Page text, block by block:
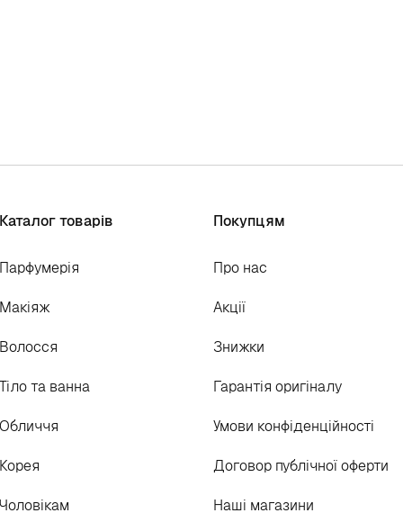
Каталог товарів
Парфумерія
Макіяж
Волосся
Тіло та ванна
Обличчя
Корея
Чоловікам
Покупцям
Про нас
Акції
Знижки
Гарантія оригіналу
Умови конфіденційності
Договор публічної оферти
Наші магазини